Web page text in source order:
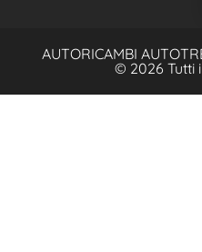
AUTORICAMBI
© 2026 Tutti